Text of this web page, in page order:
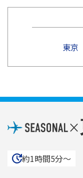
東京
×
約1時間5分〜